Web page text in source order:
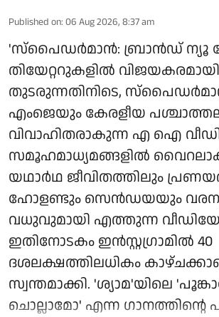
Published on: 06 Aug 2026, 8:37 am
'സ്‌പൈഡർമാൻ: ബ്രാൻഡ് ന്യൂ
തിയേറ്ററുകളിൽ
തുടരുന്നതിനിടെ,
എംജെയും കേരളീയ
വിവാഹിതരാകുന്ന എ ഐ
സമൂഹമാധ്യമങ്ങളിൽ
യഥാർഥ ജീവിതത്തിലും
ഹോളണ്ടും സെൻഡയയും
വധുവുമായി എത്തുന്ന
ഇതിനോടകം ഇൻസ്റ്റഗ്രാമിൽ 40
ദശലക്ഷത്തിലധികം
സ്വന്തമാക്കി. 'ശ്യാമ'യിലെ
ചൊല്ലാമോ' എന്ന ഗാനത്തിന്റെ